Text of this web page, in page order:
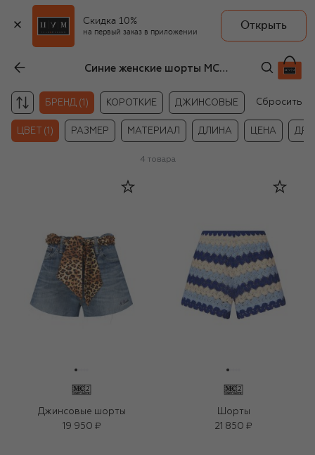
Скидка 10%
на первый заказ в приложении
Открыть
Синие женские шорты MC2 Saint Barth
БРЕНД (1) КОРОТКИЕ ДЖИНСОВЫЕ Сбросить
ЦВЕТ (1) РАЗМЕР МАТЕРИАЛ ДЛИНА ЦЕНА
4 товара
Джинсовые шорты
19 950 ₽
Шорты
21 850 ₽